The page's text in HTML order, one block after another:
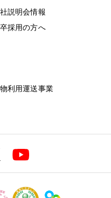
説明会情報
採用の方へ
利用運送事業